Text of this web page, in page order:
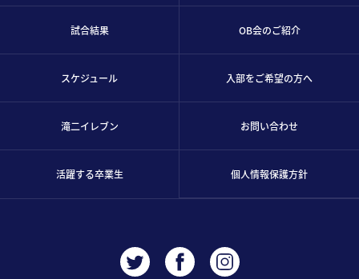
試合結果
スケジュール
滝二イレブン
活躍する卒業生
OB会のご紹介
入部をご希望の方へ
お問い合わせ
個人情報保護方針